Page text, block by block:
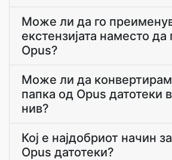
Може ли да го
екстензијата наместо
Opus?
Може ли да
папка од Opus датотеки
нив?
Кој е најдобриот начин
Opus датотеки?